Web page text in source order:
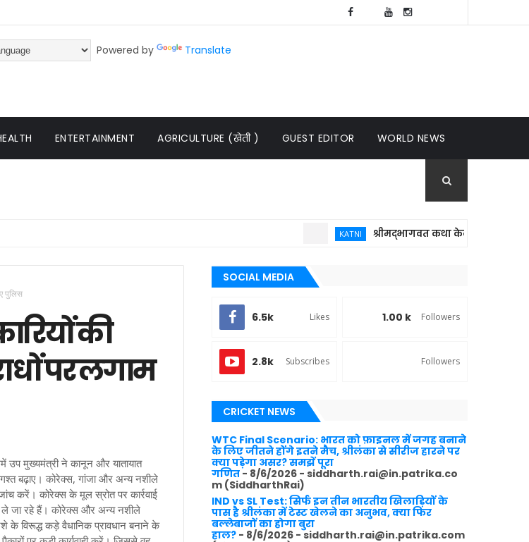
Powered by Translate
ENTERTAINMENT AGRICULTURE (खेती ) GUEST EDITOR WORLD NEWS
श्रीमद्भागवत कथा केवल धार्मिक आयोजन
पुलिस
की
पर लगाम
उप मुख्यमंत्री ने कानून और यातायात
गश्त बढ़ाए। कोरेक्स, गांजा और अन्य नशीले
करें। कोरेक्स के मूल स्रोत पर कार्रवाई
में ले जा रहे हैं। कोरेक्स और अन्य नशीले
विरूद्ध कड़े वैधानिक प्रावधान बनाने के
SOCIAL MEDIA
6.5k Likes 1.00 k Followers
2.8k Subscribes Followers
CRICKET NEWS
WTC Final Scenario: भारत को फ़ाइनल में जगह बनाने
के लिए जीतने होंगे इतने मैच, श्रीलंका से सीरीज हारने पर
क्या पड़ेगा असर? समझें पूरा
गणित- 8/6/2026 - siddharth.rai@in.patrika.co
m (SiddharthRai)
IND vs SL Test: सिर्फ इन तीन भारतीय खिलाड़ियों के
पास है श्रीलंका में टेस्ट खेलने का अनुभव, क्या फिर
बल्लेबाजों का होगा बुरा
हाल? - 8/6/2026 - siddharth.rai@in.patrika.com